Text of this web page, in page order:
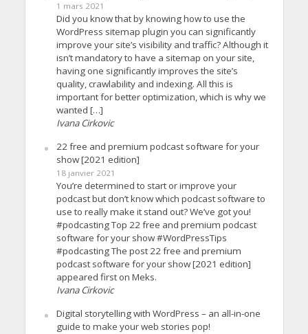
1 mars 2021
Did you know that by knowing how to use the
WordPress sitemap plugin you can significantly
improve your site’s visibility and traffic? Although it
isn’t mandatory to have a sitemap on your site,
having one significantly improves the site’s
quality, crawlability and indexing. All this is
important for better optimization, which is why we
wanted […]
Ivana Cirkovic
22 free and premium podcast software for your
show [2021 edition]
18 janvier 2021
You’re determined to start or improve your
podcast but don’t know which podcast software to
use to really make it stand out? We’ve got you!
#podcasting Top 22 free and premium podcast
software for your show #WordPressTips
#podcasting The post 22 free and premium
podcast software for your show [2021 edition]
appeared first on Meks.
Ivana Cirkovic
Digital storytelling with WordPress – an all-in-one
guide to make your web stories pop!